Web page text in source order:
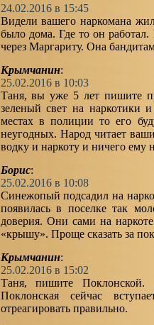
24.02.2016 в 15:45
Видели вашего наркомана
было дома. Где то он
через Маргариту. Она
Крымчанин:
25.02.2016 в 10:03
Таня, вы уже 5 лет пишите
зеленый свет на наркотики
местах в полиции то его
неугодных. Народ читает
водку и наркоту и ничего ему
Борис:
25.02.2016 в 10:08
Синежопый подсадил на
появилась в поселке так
доверия. Они сами на
«крышу». Проще сказать за
Крымчанин:
25.02.2016 в 15:02
Таня, пишите Поклонской.
Поклонская сейчас
отреагировать правильно.